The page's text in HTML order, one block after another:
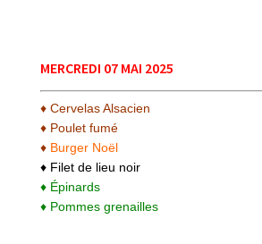
MERCREDI 07 MAI 2025
♦ Cervelas Alsacien
♦ Poulet fumé
♦Burger Noël
♦ Filet de lieu noir
♦ Épinards
♦ Pommes grenailles